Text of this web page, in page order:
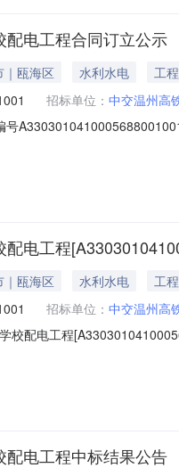
电工程合同订立公示
瓯海区 水利水电
工程
招标单位： 中交温州高
号
电工程
瓯海区 水利水电
工程
招标单位： 中交温州高
校配电工程
号9楼联系人:郑斌电话
电工程中标结果公告